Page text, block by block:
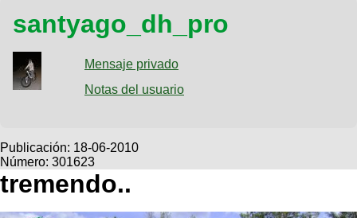
tu foto
Galeria
XC
Viajes
Descenso
SUBÃ
tu
Buscar
Ultimos
Fotos
BicicleterÃ­
as
Bicicletas
Tandem
Videos
Cicloturismo
santyago_dh_pro
Mensaje privado
Notas del usuario
Publicación: 18-06-2010
Número: 301623
tremendo..